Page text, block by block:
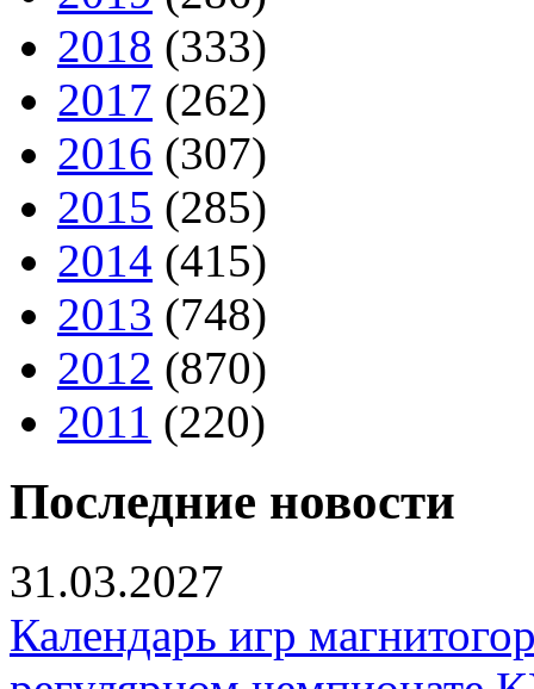
2018 (333)
2017 (262)
2016 (307)
2015 (285)
2014 (415)
2013 (748)
2012 (870)
2011 (220)
Последние новости
31.03.2027
Календарь игр